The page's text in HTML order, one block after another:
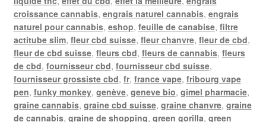
croissance cannabis, engrais naturel cannabis, engrais
naturel pour cannabis, eshop, feuille de canabise, filtre
actitube slim, fleur cbd suisse, fleur chanvre, fleur de cbd,
fleur de cbd suisse, fleurs cbd, fleurs de cannabis, fleurs
de cbd, fournisseur cbd, fournisseur cbd suisse,
fournisseur grossiste cbd, fr, france vape, fribourg vape
pen, funky monkey, genève, geneve bio, gimel pharmacie,
graine cannabis, graine cbd suisse, graine chanvre, graine
de cannabis, graine de shopping, green gorilla, green